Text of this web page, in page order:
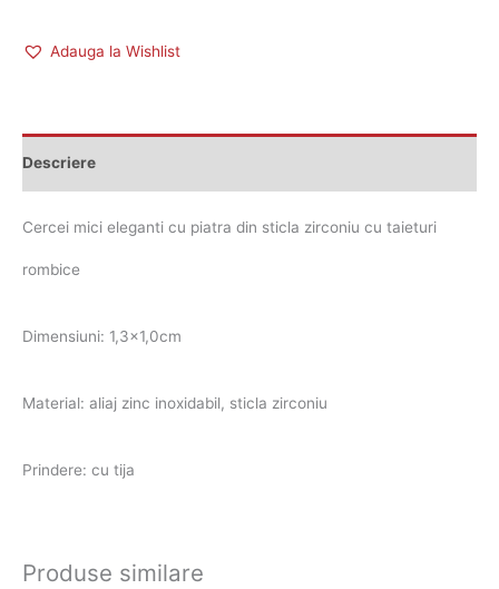
Adauga la Wishlist
Descriere
Cercei mici eleganti cu piatra din sticla zirconiu cu taieturi
rombice
Dimensiuni: 1,3×1,0cm
Material: aliaj zinc inoxidabil, sticla zirconiu
Prindere: cu tija
Produse similare